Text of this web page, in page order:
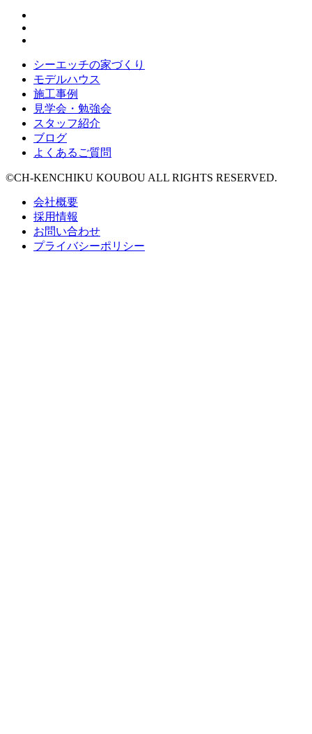
シーエッチの家づくり
モデルハウス
施工事例
見学会・勉強会
スタッフ紹介
ブログ
よくあるご質問
©CH-KENCHIKU KOUBOU ALL RIGHTS RESERVED.
会社概要
採用情報
お問い合わせ
プライバシーポリシー